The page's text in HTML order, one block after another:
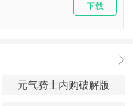
下载
元气骑士内购破解版